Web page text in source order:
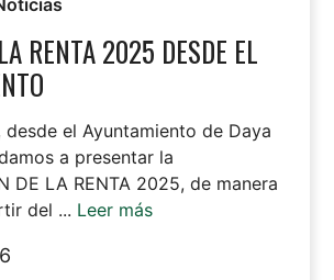
RENTA 2025 DESDE EL
desde el Ayuntamiento de Daya
a presentar la
DE LA RENTA 2025, de manera
del ... Leer más